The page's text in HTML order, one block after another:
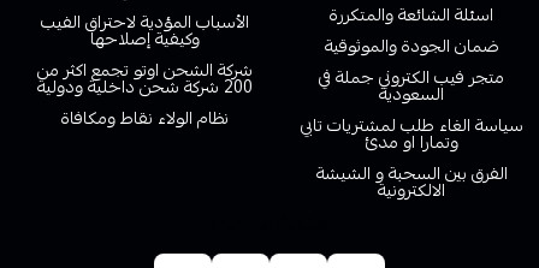
اسئلة الشائعة والمتكررة
ضمان الجودة والموثوقية
متجر فيب الكتروني جملة في
السعودية
سياسة الغاء طلب لمشتريات تابي
وتمارا او مدئ
الفرق بين السحبة و الشيشة
الالكترونية
الأسباب المؤدية لاحتراق الفيب
وكيفية إصلاحها
شركة الشحن اوتو تجمع اكثر من
200 شركة شحن داخلية ودولية
نظام الولاء نقاط ومكافاة